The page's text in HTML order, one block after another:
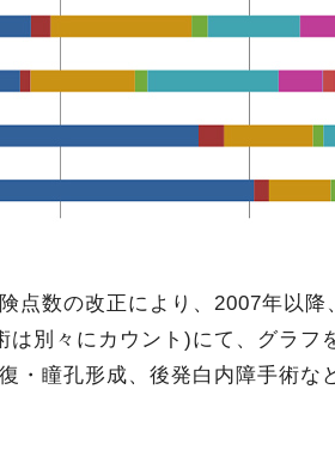
点数の改正により、2007年以降
別々にカウント)にて、グラフ
・瞳孔形成、後発白内障手術な